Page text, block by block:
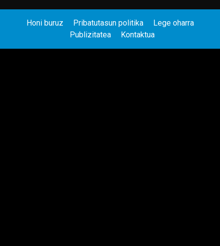
Honi buruz Pribatutasun politika
Lege oharra
Publizitatea
Kontaktua